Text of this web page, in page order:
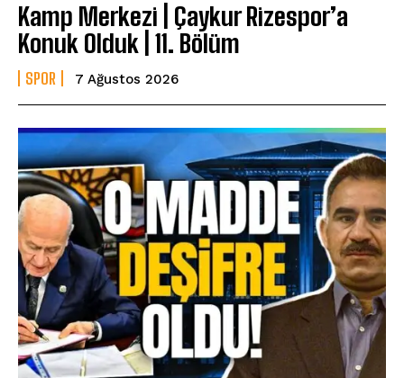
Kamp Merkezi | Çaykur Rizespor’a
Konuk Olduk | 11. Bölüm
SPOR 7 Ağustos 2026